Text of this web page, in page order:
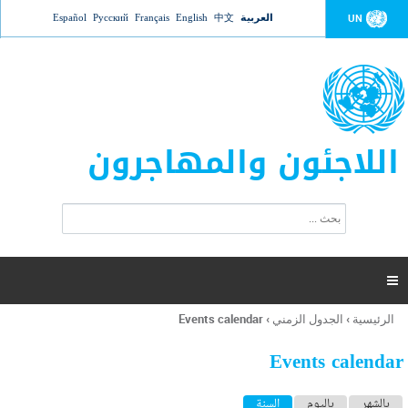
Jump to navigation UN العربية 中文
English
Français
Русский
Español
اللاجئون والمهاجرون
ت
ر
ل
ح
ب

أنت
هنا
الرئيسية › الجدول الزمني ›
Events calendar
Events calendar